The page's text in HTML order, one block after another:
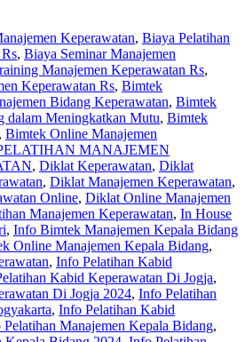
Keperawatan, Biaya Pelatihan
, Biaya Seminar Manajemen
Manajemen Keperawatan Rs,
Keperawatan Rs, Bimtek
Bidang Keperawatan, Bimtek
dalam Meningkatkan Mutu, Bimtek
, Bimtek Online Manajemen
MANAJEMEN
, Diklat Keperawatan, Diklat
, Diklat Manajemen Keperawatan,
Online, Diklat Online Manajemen
Manajemen Keperawatan, In House
, Info Bimtek Manajemen Kepala Bidang
Online Manajemen Kepala Bidang,
, Info Pelatihan Kabid
Kabid Keperawatan Di Jogja,
Di Jogja 2024, Info Pelatihan
, Info Pelatihan Kabid
Manajemen Kepala Bidang,